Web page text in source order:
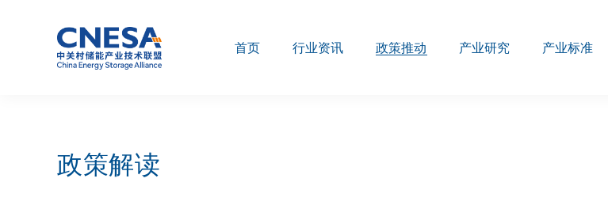
首页 行业资讯 政策推动 产业研究 产业标准
政策解读